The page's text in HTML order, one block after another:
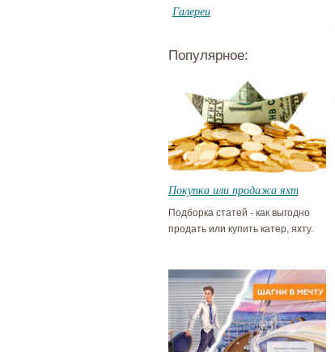
Галереи
Популярное:
Покупка или продажа яхт
Подборка статей - как выгодно
продать или купить катер, яхту.